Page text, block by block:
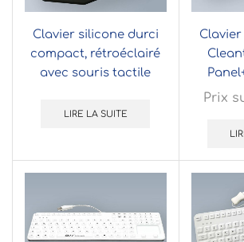
Clavier silicone durci
compact, rétroéclairé
avec souris tactile
LIRE LA SUITE
Prix